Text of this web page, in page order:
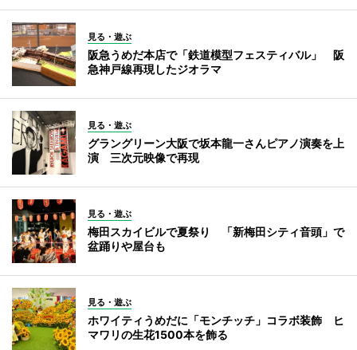
見る・遊ぶ
阪急うめだ本店で「鉄道模型フェスティバル」 阪
急神戸線再現したジオラマ
見る・遊ぶ
グラングリーン大阪で坂本龍一さんピアノ演奏を上
演 三次元映像で再現
見る・遊ぶ
梅田スカイビルで夏祭り 「新梅田シティ音頭」で
盆踊りや屋台も
見る・遊ぶ
ホワイティうめだに「モンチッチ」コラボ装飾 ヒ
マワリの生花1500本を飾る